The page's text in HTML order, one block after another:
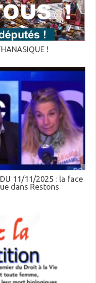
!
DU 11/11/2025 : la face
dans Restons